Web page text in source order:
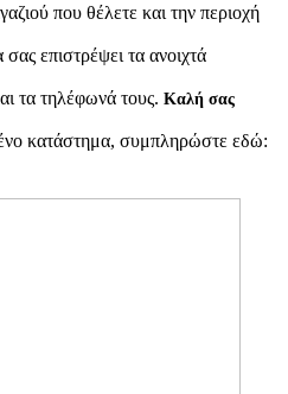
που θέλετε και την περιοχή
επιστρέψει τα ανοιχτά
τα τηλέφωνά τους. Καλή σας
κατάστημα, συμπληρώστε εδώ: